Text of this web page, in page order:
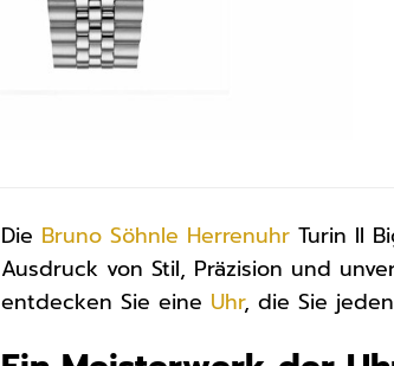
Die Bruno Söhnle Herrenuhr Turin II
Ausdruck von Stil, Präzision und
entdecken Sie eine Uhr, die Sie